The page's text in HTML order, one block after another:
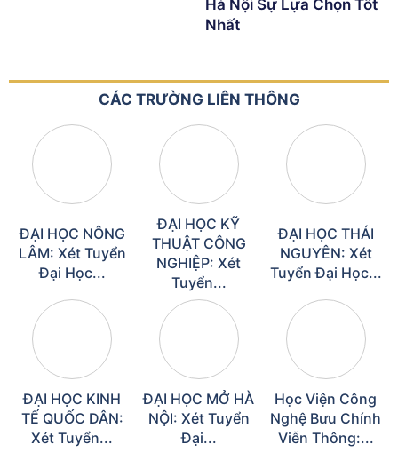
Hà Nội Sự Lựa Chọn Tốt
Nhất
CÁC TRƯỜNG LIÊN THÔNG
ĐẠI HỌC NÔNG
LÂM: Xét Tuyển
Đại Học...
ĐẠI HỌC KỸ
THUẬT CÔNG
NGHIỆP: Xét
Tuyển...
ĐẠI HỌC THÁI
NGUYÊN: Xét
Tuyển Đại Học...
ĐẠI HỌC KINH
TẾ QUỐC DÂN:
Xét Tuyển...
ĐẠI HỌC MỞ HÀ
NỘI: Xét Tuyển
Đại...
Học Viện Công
Nghệ Bưu Chính
Viễn Thông:...